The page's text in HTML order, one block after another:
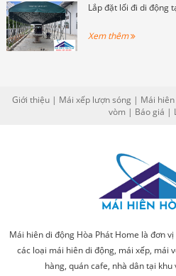
Lắp đặt lối đi di động
Xem thêm
Giới thiệu | Mái xếp lượn sóng | Mái
vòm| Báo giá |
Mái hiên di động Hòa Phát Home là đơn
các loại mái hiên di động, mái xếp, mái
hàng, quán cafe, nhà dân tại